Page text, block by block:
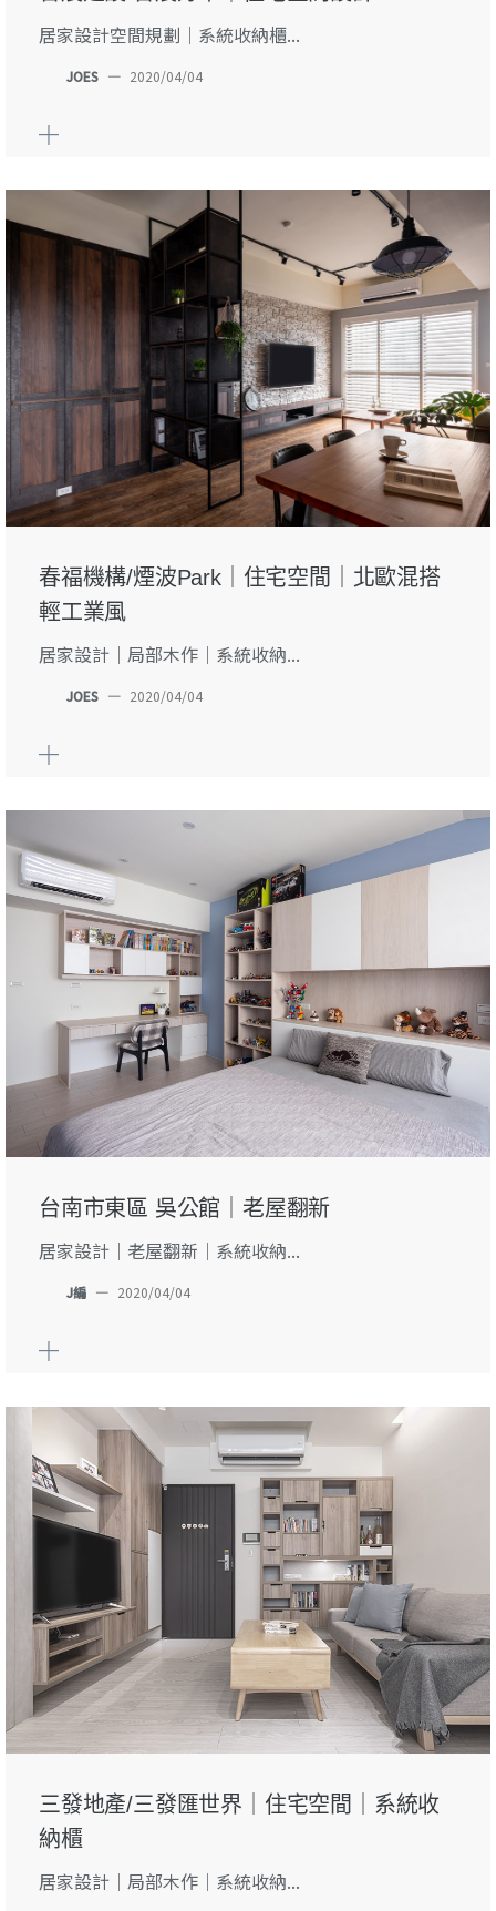
居家設計空間規劃｜系統收納櫃...
JOES — 2020/04/04
春福機構/煙波Park｜住宅空間｜北歐混搭
輕工業風
居家設計｜局部木作｜系統收納...
JOES — 2020/04/04
台南市東區 吳公館｜老屋翻新
居家設計｜老屋翻新｜系統收納...
J編 — 2020/04/04
三發地產/三發匯世界｜住宅空間｜系統收
納櫃
居家設計｜局部木作｜系統收納...